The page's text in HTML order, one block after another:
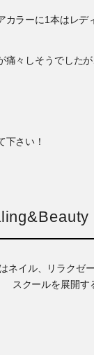
ラーに1本はレデ
痛々しそうでした
下さい！
ネイル、リラクゼ
スクールを展開す